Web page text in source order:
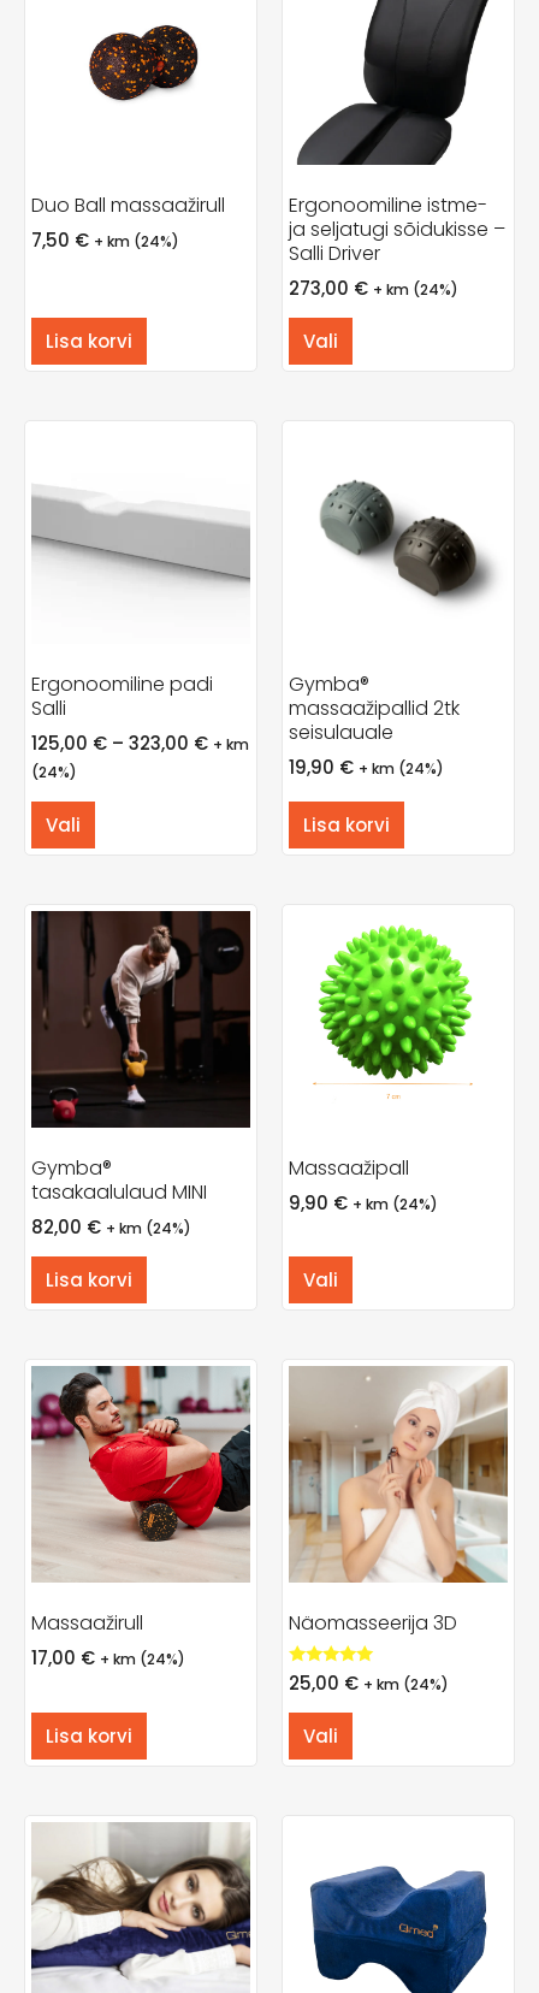
Duo Ball massaažirull
7,50 € + km (24%)
Lisa korvi
Ergonoomiline istme-
ja seljatugi sõidukisse –
Salli Driver
273,00 € + km (24%)
Vali
Ergonoomiline padi
Salli
125,00 € – 323,00 € + km
(24%)
Vali
Gymba®
massaažipallid 2tk
seisulauale
19,90 € + km (24%)
Lisa korvi
Gymba®
tasakaalulaud MINI
82,00 € + km (24%)
Lisa korvi
Massaažipall
9,90 € + km (24%)
Vali
Massaažirull
17,00 € + km (24%)
Lisa korvi
Näomasseerija 3D
Hinnanguga
5.00
25,00 € + km (24%)
Vali